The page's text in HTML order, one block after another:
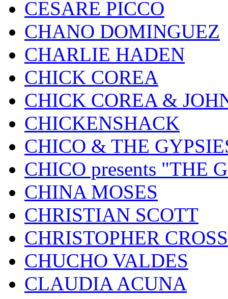
CESARE PICCO
CHANO DOMINGUEZ
CHARLIE HADEN
CHICK COREA
CHICK COREA &
CHICKENSHACK
CHICO & THE
CHICO presents "THE
CHINA MOSES
CHRISTIAN SCOTT
CHRISTOPHER CROSS
CHUCHO VALDES
CLAUDIA ACUNA